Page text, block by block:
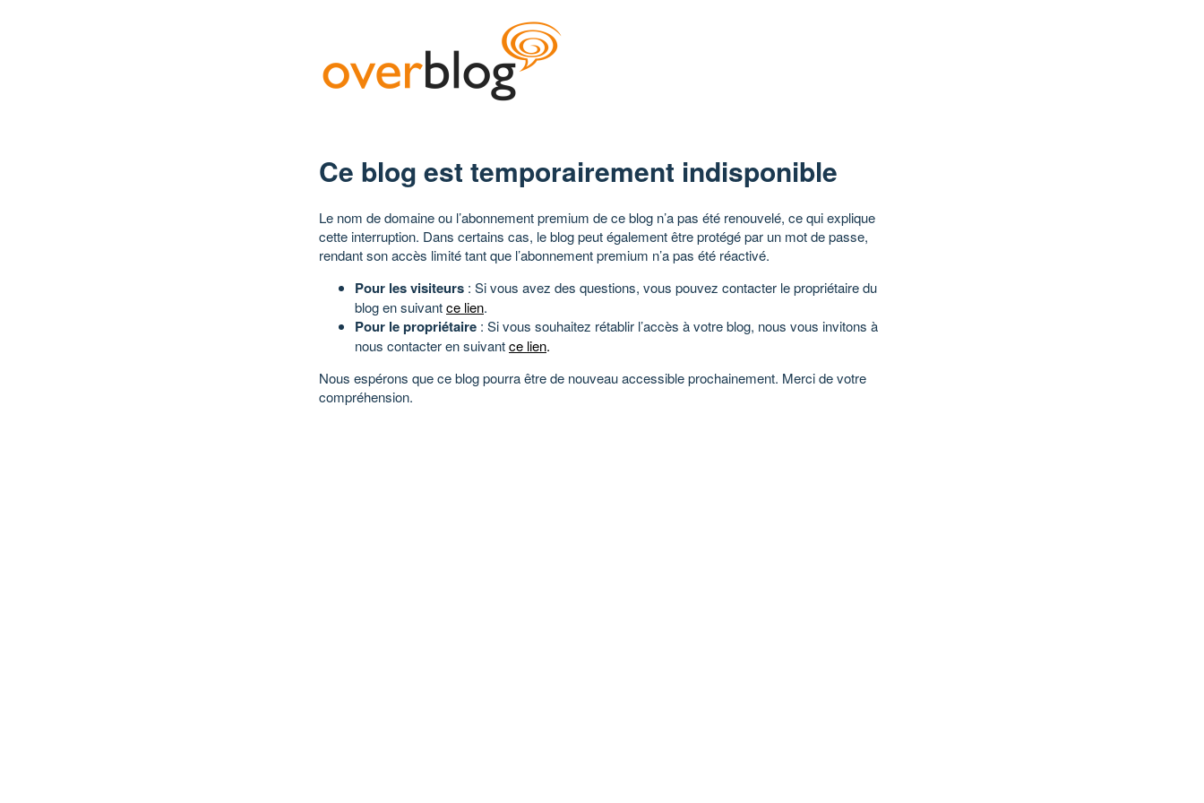
Ce blog est temporairement indisponible
Le nom de domaine ou l’abonnement premium de ce blog n’a pas été renouvelé, ce qui explique
cette interruption. Dans certains cas, le blog peut également être protégé par un mot de passe,
rendant son accès limité tant que l’abonnement premium n’a pas été réactivé.
Pour les visiteurs : Si vous avez des questions, vous pouvez contacter le propriétaire du
blog en suivantce lien.
Pour le propriétaire : Si vous souhaitez rétablir l’accès à votre blog, nous vous invitons à
nous contacter en suivantce lien.
Nous espérons que ce blog pourra être de nouveau accessible prochainement. Merci de votre
compréhension.